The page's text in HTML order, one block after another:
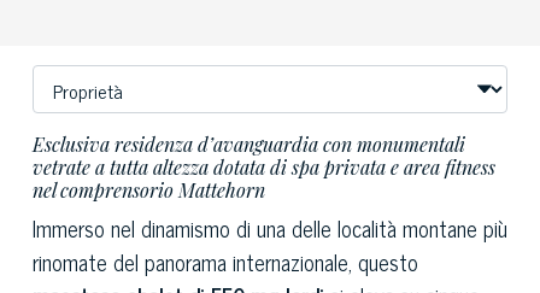
Esclusiva residenza d’avanguardia con monumentali
vetrate a tutta altezza dotata di spa privata e area fitness
nel comprensorio Mattehorn
Immerso nel dinamismo di una delle località montane più
rinomate del panorama internazionale, questo